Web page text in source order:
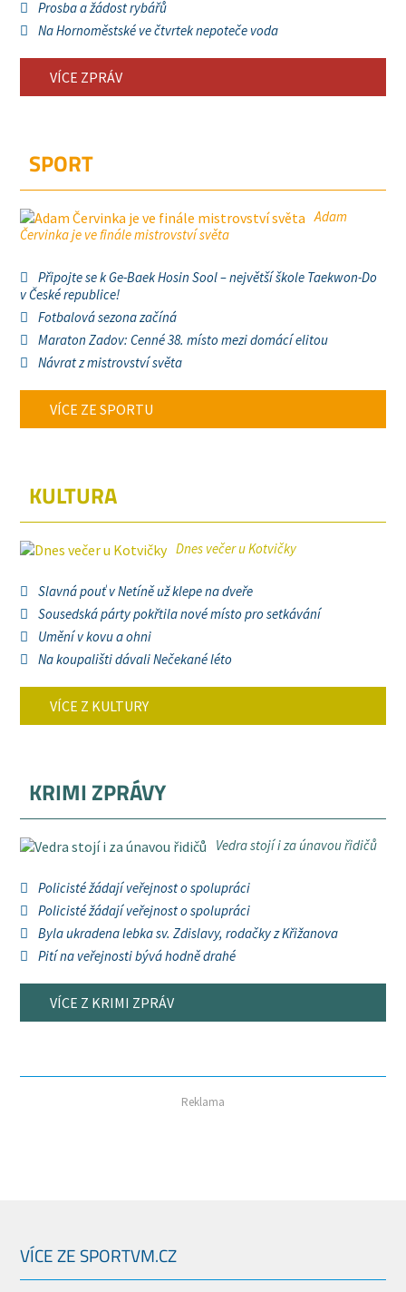
Prosba a žádost rybářů
Na Hornoměstské ve čtvrtek nepoteče voda
VÍCE ZPRÁV
SPORT
Adam
Červinka je ve finále mistrovství světa
Připojte se k Ge-Baek Hosin Sool – největší škole Taekwon-Do
v České republice!
Fotbalová sezona začíná
Maraton Zadov: Cenné 38. místo mezi domácí elitou
Návrat z mistrovství světa
VÍCE ZE SPORTU
KULTURA
Dnes večer u Kotvičky
Slavná pouť v Netíně už klepe na dveře
Sousedská párty pokřtila nové místo pro setkávání
Umění v kovu a ohni
Na koupališti dávali Nečekané léto
VÍCE Z KULTURY
KRIMI ZPRÁVY
Vedra stojí i za únavou řidičů
Policisté žádají veřejnost o spolupráci
Policisté žádají veřejnost o spolupráci
Byla ukradena lebka sv. Zdislavy, rodačky z Křižanova
Pití na veřejnosti bývá hodně drahé
VÍCE Z KRIMI ZPRÁV
Reklama
VÍCE ZE SPORTVM.CZ